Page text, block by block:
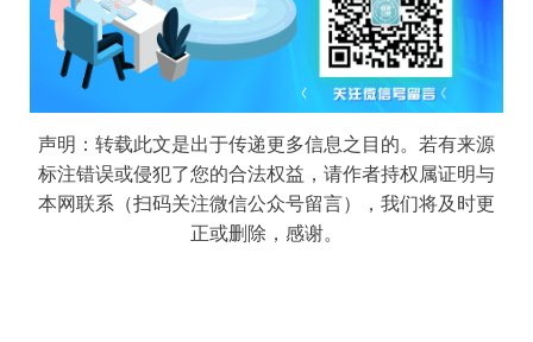
声明：转载此文是出于传递更多信息之目的。若有来源
标注错误或侵犯了您的合法权益，请作者持权属证明与
本网联系（扫码关注微信公众号留言），我们将及时更
正或删除，感谢。